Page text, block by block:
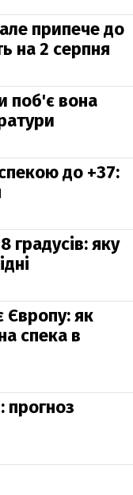
припече до
на 2 серпня
поб'є вона
до +37:
градусів: яку
Європу: як
спека в
прогноз